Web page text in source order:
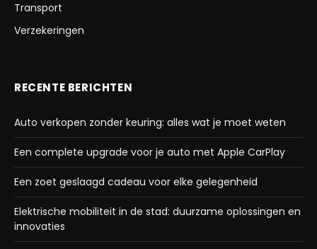
Transport
Verzekeringen
RECENTE BERICHTEN
Auto verkopen zonder keuring: alles wat je moet weten
Een complete upgrade voor je auto met Apple CarPlay
Een zoet geslaagd cadeau voor elke gelegenheid
Elektrische mobiliteit in de stad: duurzame oplossingen en
innovaties